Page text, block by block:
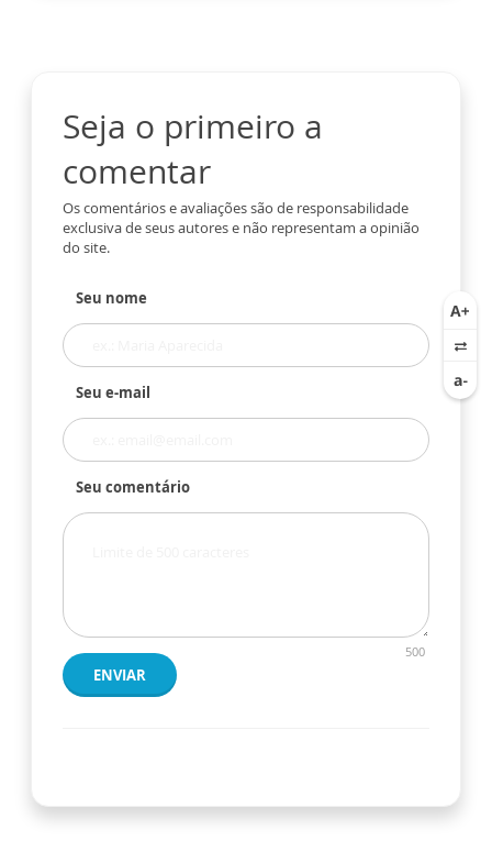
Seja o primeiro a
comentar
Os comentários e avaliações são de responsabilidade
exclusiva de seus autores e não representam a opinião
do site.
Seu nome
Seu e-mail
Seu comentário
500
ENVIAR